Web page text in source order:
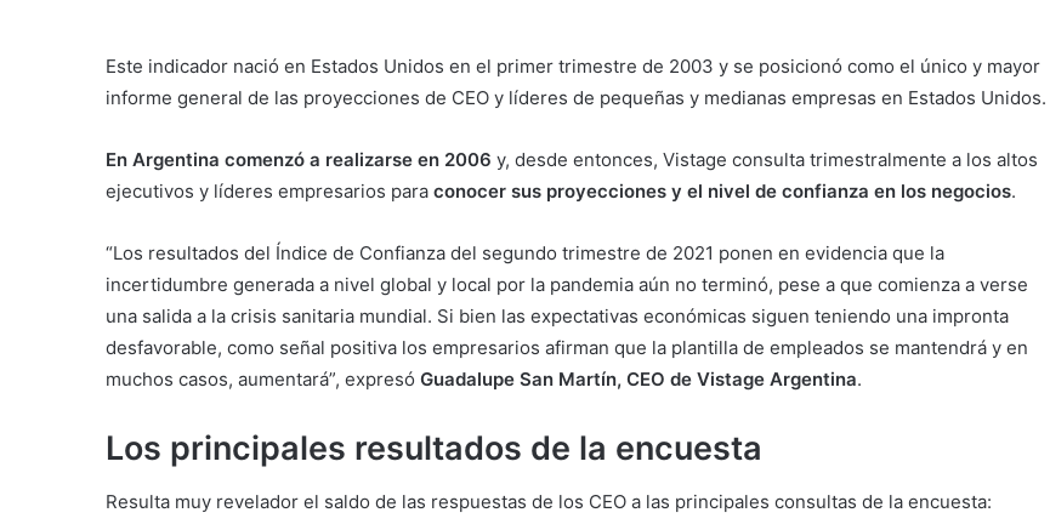
Este indicador nació en Estados Unidos en el primer trimestre de 2003 y se posicionó como el único y mayor
informe general de las proyecciones de CEO y líderes de pequeñas y medianas empresas en Estados Unidos.
En Argentina comenzó a realizarse en 2006 y, desde entonces, Vistage consulta trimestralmente a los altos
ejecutivos y líderes empresarios para conocer sus proyecciones y el nivel de confianza en los negocios.
“Los resultados del Índice de Confianza del segundo trimestre de 2021 ponen en evidencia que la
incertidumbre generada a nivel global y local por la pandemia aún no terminó, pese a que comienza a verse
una salida a la crisis sanitaria mundial. Si bien las expectativas económicas siguen teniendo una impronta
desfavorable, como señal positiva los empresarios afirman que la plantilla de empleados se mantendrá y en
muchos casos, aumentará”, expresó Guadalupe San Martín, CEO de Vistage Argentina.
Los principales resultados de la encuesta
Resulta muy revelador el saldo de las respuestas de los CEO a las principales consultas de la encuesta: